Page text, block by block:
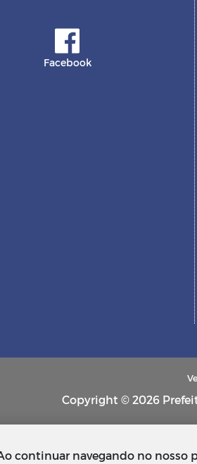
Facebook
Copyright © 2026
continuar navegando no nosso